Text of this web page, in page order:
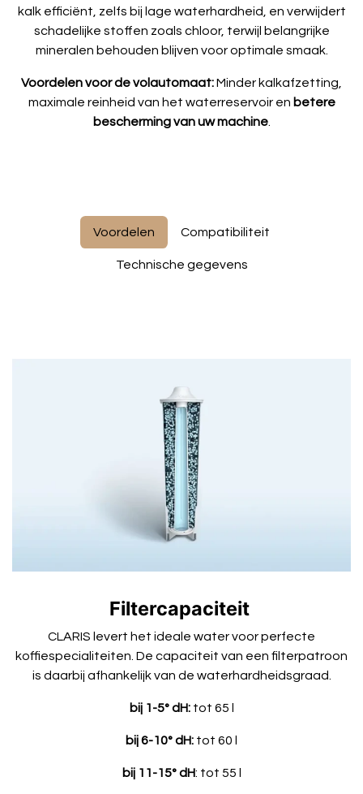
kalk efficiënt, zelfs bij lage waterhardheid, en verwijdert
schadelijke stoffen zoals chloor, terwijl belangrijke
mineralen behouden blijven voor optimale smaak.
Voordelen voor de volautomaat:Minder kalkafzetting,
maximale reinheid van het waterreservoir en betere
bescherming van uw machine.
Voordelen Compatibiliteit
Technische gegevens
Filtercapaciteit
CLARIS levert het ideale water voor perfecte
koffiespecialiteiten. De capaciteit van een filterpatroon
is daarbij afhankelijk van de waterhardheidsgraad.
bij 1-5° dH:tot 65 l
bij 6-10° dH: tot 60 l
bij 11-15° dH: tot 55 l